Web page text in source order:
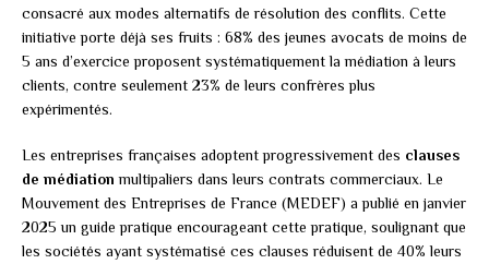
consacré aux modes alternatifs de résolution des conflits. Cette
initiative porte déjà ses fruits : 68% des jeunes avocats de moins de
5 ans d’exercice proposent systématiquement la médiation à leurs
clients, contre seulement 23% de leurs confrères plus
expérimentés.
Les entreprises françaises adoptent progressivement des clauses
de médiation multipaliers dans leurs contrats commerciaux. Le
Mouvement des Entreprises de France (MEDEF) a publié en janvier
2025 un guide pratique encourageant cette pratique, soulignant que
les sociétés ayant systématisé ces clauses réduisent de 40% leurs